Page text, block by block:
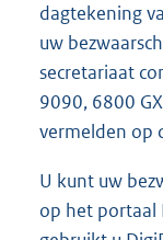
dagtekening
uw
secretariaat
9090, 6800
vermelden op
U kunt uw
op het portaal